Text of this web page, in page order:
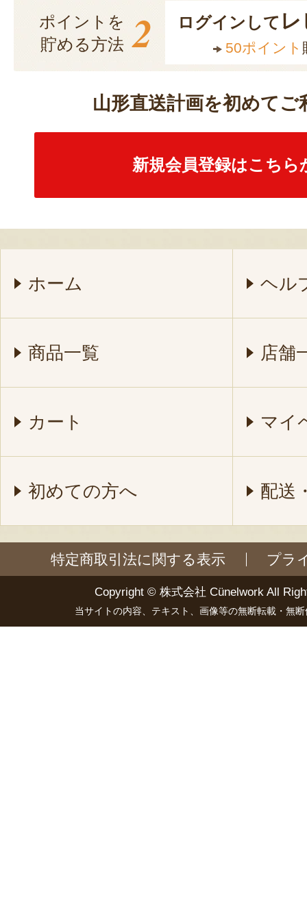
ポイントを
貯める方法 2 ログインして
50ポイント
山形直送計画を初めてご
新規会員登録はこちら
ホーム ヘル
商品一覧 店舗
カート マイ
初めての方へ 配送
特定商取引法に関する表示 プラ
Copyright © 株式会社 Cünelwork All
当サイトの内容、テキスト、画像等の無断転載・無